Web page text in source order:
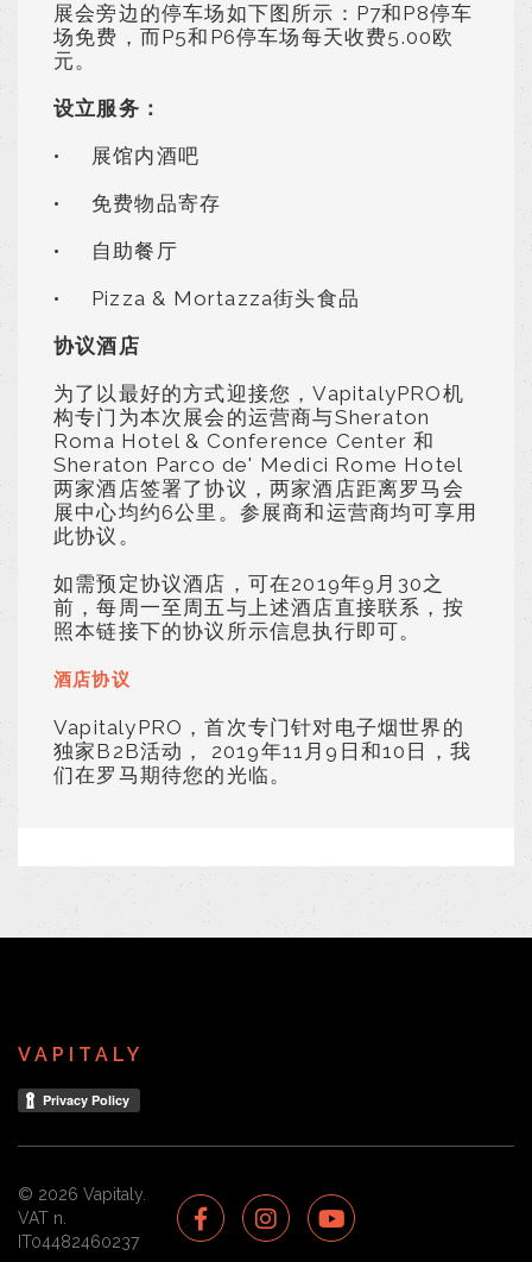
展会旁边的停车场如下图所示：P7和P8停车
场免费，而P5和P6停车场每天收费5.00欧
元。
设立服务：
•
展馆内酒吧
•
免费物品寄存
•
自助餐厅
•
Pizza & Mortazza街头食品
协议酒店
为了以最好的方式迎接您，VapitalyPRO机
构专门为本次展会的运营商与Sheraton
Roma Hotel & Conference Center 和
Sheraton Parco de' Medici Rome Hotel
两家酒店签署了协议，两家酒店距离罗马会
展中心均约6公里。参展商和运营商均可享用
此协议。
如需预定协议酒店，可在2019年9月30之
前，每周一至周五与上述酒店直接联系，按
照本链接下的协议所示信息执行即可。
酒店协议
VapitalyPRO，首次专门针对电子烟世界的
独家B2B活动， 2019年11月9日和10日，我
们在罗马期待您的光临。
VAPITALY
© 2026 Vapitaly.
VAT n.
IT04482460237